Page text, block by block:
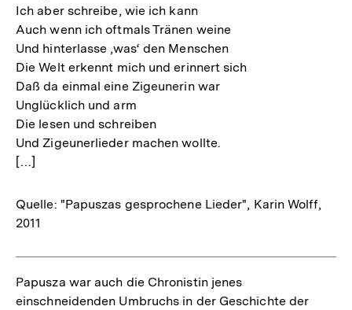
Ich aber schreibe, wie ich kann
Auch wenn ich oftmals Tränen weine
Und hinterlasse ‚was‘ den Menschen
Die Welt erkennt mich und erinnert sich
Daß da einmal eine Zigeunerin war
Unglücklich und arm
Die lesen und schreiben
Und Zigeunerlieder machen wollte.
[…]
Quelle: "Papuszas gesprochene Lieder", Karin Wolff,
2011
Papusza war auch die Chronistin jenes
einschneidenden Umbruchs in der Geschichte der